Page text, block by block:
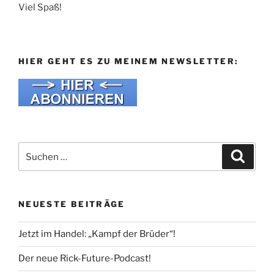
Viel Spaß!
HIER GEHT ES ZU MEINEM NEWSLETTER:
nach:
NEUESTE BEITRÄGE
Jetzt im Handel: „Kampf der Brüder“!
Der neue Rick-Future-Podcast!